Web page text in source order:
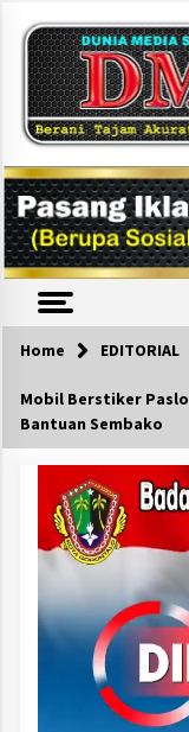
content
Home EDITORIAL
Mobil Berstiker
Bantuan Sembako